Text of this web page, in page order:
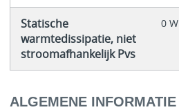
Statische
warmtedissipatie, niet
stroomafhankelijk Pvs
0 W
ALGEMENE INFORMATIE